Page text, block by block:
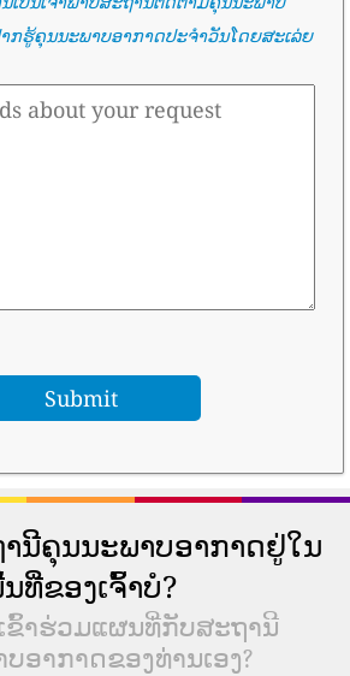
ກຮູ້ຄຸນນະພາບອາກາດປະຈໍາວັນໂດຍສະເລ່ຍ
ນີຄຸນນະພາບອາກາດຢູ່ໃນ
ທີ່ຂອງເຈົ້າບໍ?
ຂົ້າຮ່ວມແຜນທີ່ກັບສະຖານີ
ອາກາດຂອງທ່ານເອງ?